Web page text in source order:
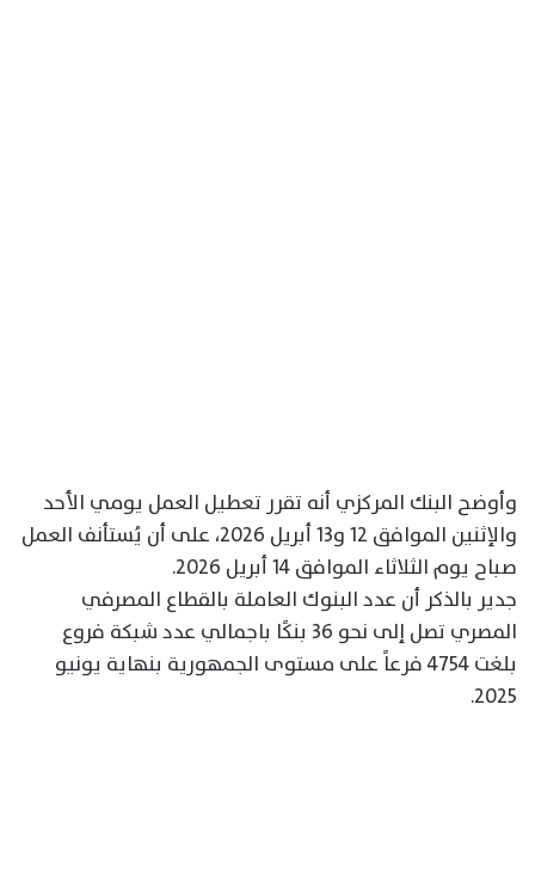
وأوضح البنك المركزي أنه تقرر تعطيل العمل يومي الأحد
والإثنين الموافق 12 و13 أبريل 2026، على أن يُستأنف العمل
صباح يوم الثلاثاء الموافق 14 أبريل 2026.
جدير بالذكر أن عدد البنوك العاملة بالقطاع المصرفي
المصري تصل إلى نحو 36 بنكًا باجمالي عدد شبكة فروع
بلغت 4754 فرعاً على مستوى الجمهورية بنهاية يونيو
2025.